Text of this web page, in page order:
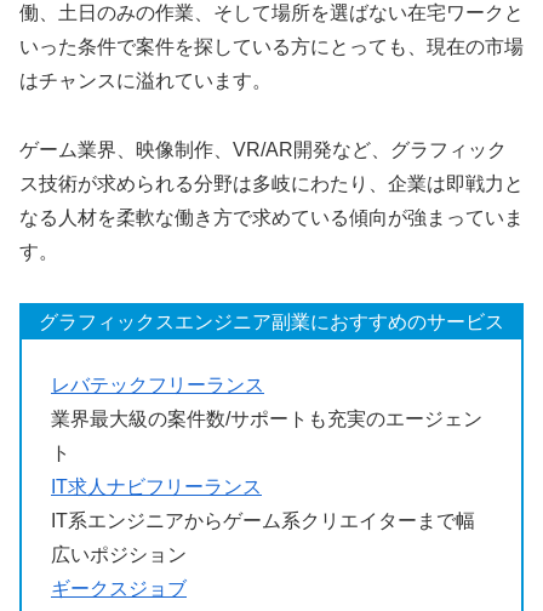
働、土日のみの作業、そして場所を選ばない在宅ワークと
いった条件で案件を探している方にとっても、現在の市場
はチャンスに溢れています。
ゲーム業界、映像制作、VR/AR開発など、グラフィック
ス技術が求められる分野は多岐にわたり、企業は即戦力と
なる人材を柔軟な働き方で求めている傾向が強まっていま
す。
グラフィックスエンジニア副業におすすめのサービス
レバテックフリーランス
業界最大級の案件数/サポートも充実のエージェン
ト
IT求人ナビフリーランス
IT系エンジニアからゲーム系クリエイターまで幅
広いポジション
ギークスジョブ